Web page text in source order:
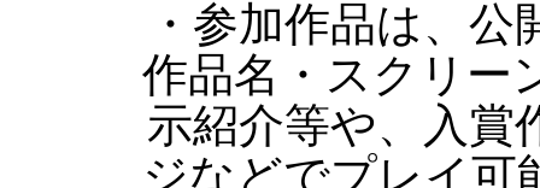
・参加作品は、
作品名・スクリー
示紹介等や、入賞
ジなどでプレイ可